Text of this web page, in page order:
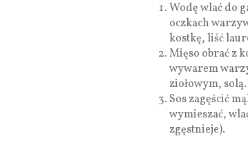
Wodę wlać do
oczkach
kostkę, liść
Mięso obrać z
wywarem
ziołowym,
Sos zagęścić
wymieszać,
zgęstnieje).